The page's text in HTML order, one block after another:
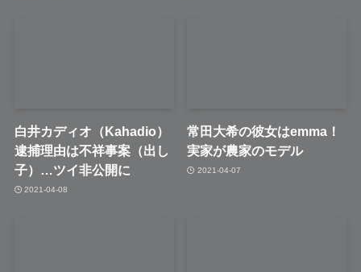
白井カディオ（Kahadio）
逮捕理由は不祥事案（出し
子）…ツイ非公開に
2021-04-08
常田大希の彼女はemma！
実家が農家のモデル
2021-04-07